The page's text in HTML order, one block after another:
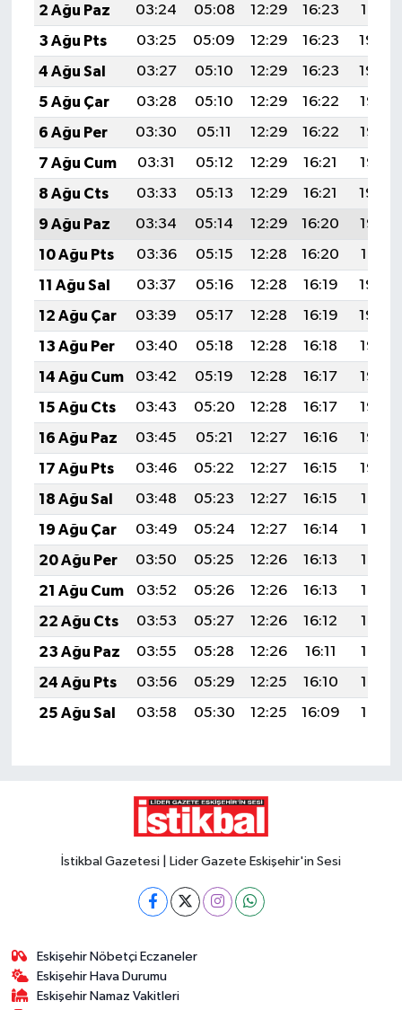
2 Ağu Paz
03:24 05:08 12:29 16:23
19:41
3 Ağu Pts
03:25 05:09 12:29 16:23
19:40
4 Ağu Sal
03:27 05:10 12:29 16:23
19:39
5 Ağu Çar
03:28 05:10 12:29 16:22
19:38
6 Ağu Per
03:30 05:11 12:29 16:22
19:36
7 Ağu Cum
03:31 05:12 12:29 16:21
19:35
8 Ağu Cts
03:33 05:13 12:29 16:21
19:34
9 Ağu Paz
03:34 05:14 12:29 16:20
19:33
10 Ağu Pts
03:36 05:15 12:28 16:20
19:31
11 Ağu Sal
03:37 05:16 12:28 16:19
19:30
12 Ağu Çar
03:39 05:17 12:28 16:19
19:29
13 Ağu Per
03:40 05:18 12:28 16:18
19:28
14 Ağu Cum
03:42 05:19 12:28 16:17
19:26
15 Ağu Cts
03:43 05:20 12:28 16:17
19:25
16 Ağu Paz
03:45 05:21 12:27 16:16
19:23
17 Ağu Pts
03:46 05:22 12:27 16:15
19:22
18 Ağu Sal
03:48 05:23 12:27 16:15
19:21
19 Ağu Çar
03:49 05:24 12:27 16:14
19:19
20 Ağu Per
03:50 05:25 12:26 16:13
19:18
21 Ağu Cum
03:52 05:26 12:26 16:13
19:16
22 Ağu Cts
03:53 05:27 12:26 16:12
19:15
23 Ağu Paz
03:55 05:28 12:26 16:11
19:13
24 Ağu Pts
03:56 05:29 12:25 16:10
19:12
25 Ağu Sal
03:58 05:30 12:25 16:09 19:10
İstikbal Gazetesi | Lider Gazete Eskişehir'in Sesi
Eskişehir Nöbetçi Eczaneler
Eskişehir Hava Durumu
Eskişehir Namaz Vakitleri